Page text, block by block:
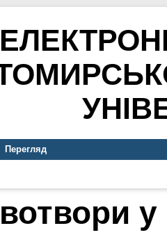
Перегляд